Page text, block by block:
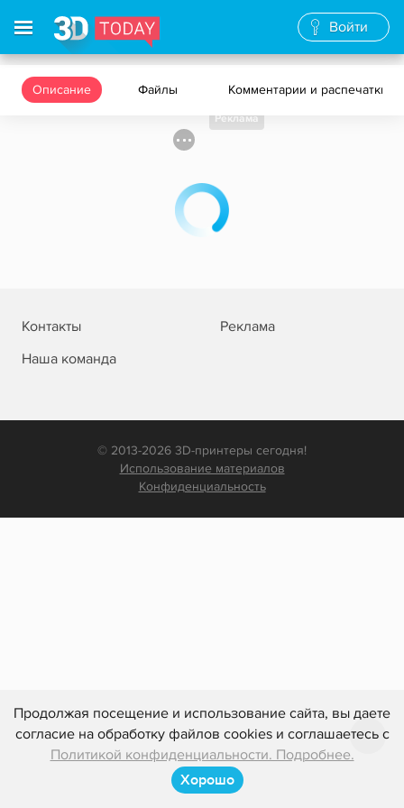
Продолжая посещение и использование сайта, вы даете
согласие на обработку файлов cookies и соглашаетесь с
Политикой конфиденциальности. Подробнее.
Хорошо
Войти
Описание Файлы Комментарии и распечатки
Реклама
Контакты
Реклама
Наша команда
© 2013-2026 3D-принтеры сегодня!
Использование материалов
Конфиденциальность